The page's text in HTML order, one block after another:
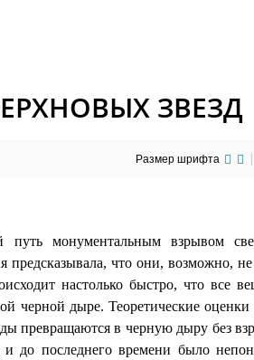
ЗВЕЗД
Размер шрифта
путь монументальным взрывом
что они, возможно,
настолько быстро, что все
черной дыре. Теоретические
превращаются в черную дыру без
и до последнего времени было